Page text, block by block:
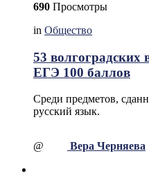
690 Просмотры
in Общество
53
ЕГЭ 100 баллов
Среди предметов,
русский язык.
@ Вера Черняева